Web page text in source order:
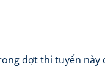
đợt thi tuyển